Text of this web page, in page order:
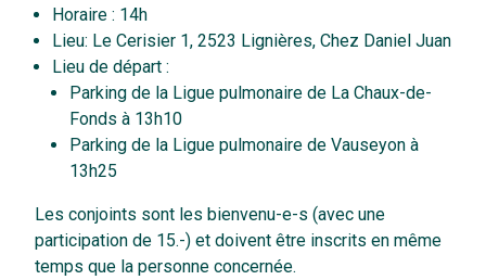
Horaire : 14h
Lieu: Le Cerisier 1, 2523 Lignières, Chez Daniel Juan
Lieu de départ :
Parking de la Ligue pulmonaire de La Chaux-de-
Fonds à 13h10
Parking de la Ligue pulmonaire de Vauseyon à
13h25
Les conjoints sont les bienvenu-e-s (avec une
participation de 15.-) et doivent être inscrits en même
temps que la personne concernée.